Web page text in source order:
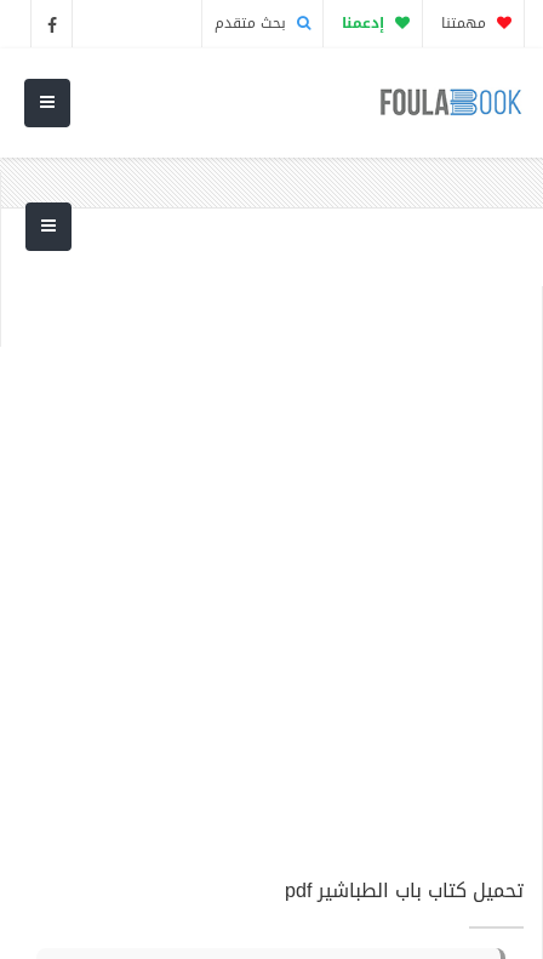
مهمتنا إدعمنا بحث متقدم
تحميل كتاب باب الطباشير pdf